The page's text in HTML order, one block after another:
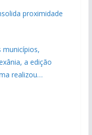
proximidade
municípios,
a edição
realizou…